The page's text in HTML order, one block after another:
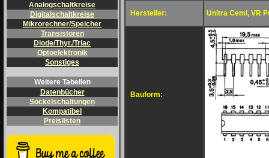
Analogschaltkreise
Digitalschaltkreise
Mikrorechner/Speicher
Transistoren
Diode/Thyr./Triac
Optoelektronik
Sonstiges
Weitere Tabellen
Datenbücher
Sockelschaltungen
Kompatibel
Preislisten
Hersteller: Unitra Cemi, VR
Bauform: